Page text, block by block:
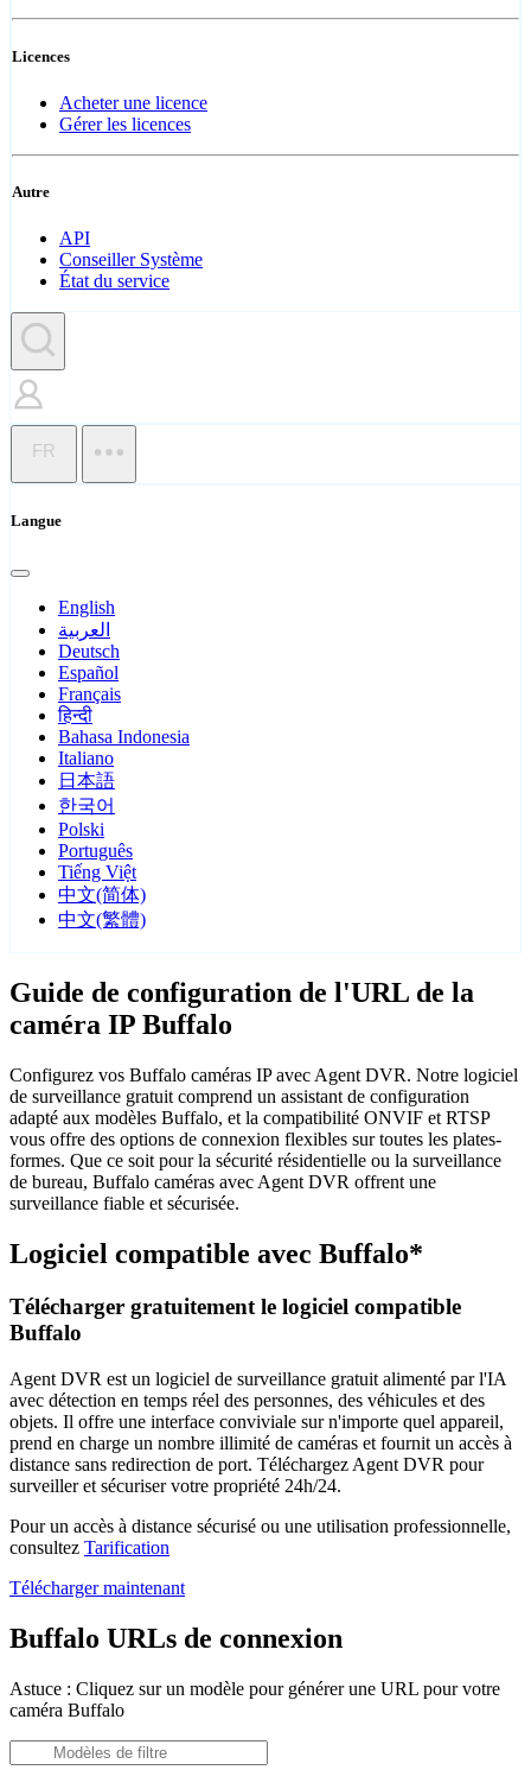
Licences
Acheter une licence
Gérer les licences
Autre
API
Conseiller Système
État du service
FR
Langue
English
العربية
Deutsch
Español
Français
हिन्दी
Bahasa Indonesia
Italiano
日本語
한국어
Polski
Português
Tiếng Việt
中文(简体)
中文(繁體)
Guide de configuration de l'URL de la
caméra IP Buffalo
Configurez vos Buffalo caméras IP avec Agent DVR. Notre logiciel
de surveillance gratuit comprend un assistant de configuration
adapté aux modèles Buffalo, et la compatibilité ONVIF et RTSP
vous offre des options de connexion flexibles sur toutes les plates-
formes. Que ce soit pour la sécurité résidentielle ou la surveillance
de bureau, Buffalo caméras avec Agent DVR offrent une
surveillance fiable et sécurisée.
Logiciel compatible avec Buffalo*
Télécharger gratuitement le logiciel compatible
Buffalo
Agent DVR est un logiciel de surveillance gratuit alimenté par l'IA
avec détection en temps réel des personnes, des véhicules et des
objets. Il offre une interface conviviale sur n'importe quel appareil,
prend en charge un nombre illimité de caméras et fournit un accès à
distance sans redirection de port. Téléchargez Agent DVR pour
surveiller et sécuriser votre propriété 24h/24.
Pour un accès à distance sécurisé ou une utilisation professionnelle,
consultez Tarification
Télécharger maintenant
Buffalo URLs de connexion
Astuce : Cliquez sur un modèle pour générer une URL pour votre
caméra Buffalo